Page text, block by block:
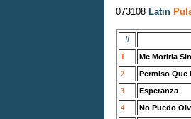
073108 Latin
#
1 Me Moriria
2
Permiso Que
3
Esperanza
4
No Puedo